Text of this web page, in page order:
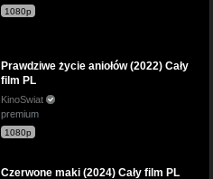
1080p
Prawdziwe życie aniołów (2022) Cały
film PL
KinoSwiat
premium
1080p
Czerwone maki (2024) Cały film PL